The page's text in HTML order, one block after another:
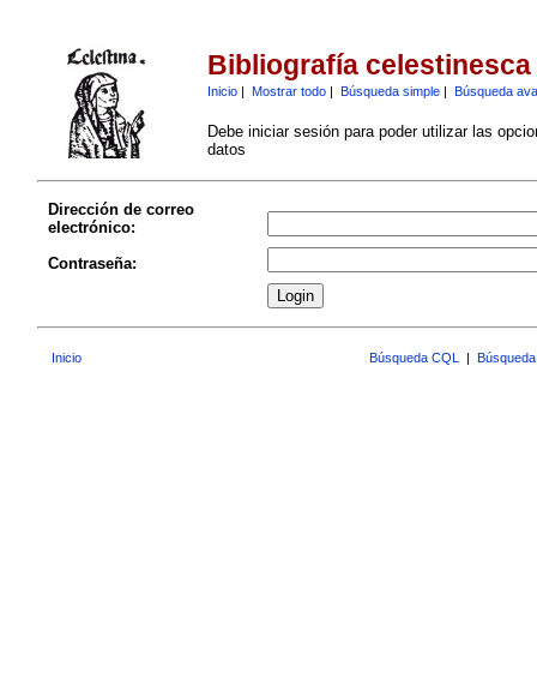
Bibliografía celestinesca
Inicio| Mostrar todo| Búsqueda simple| Búsqueda
Debe iniciar sesión para poder utilizar las
datos
Dirección de correo
electrónico:
Contraseña:
Inicio Búsqueda CQL |